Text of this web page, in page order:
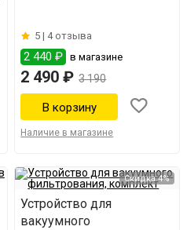
5 | 4 отзыва
2 440 ₽ в магазине
2 490 ₽ 3 190
Наличие в магазине
Скидка 4%
Устройство для
вакуумного